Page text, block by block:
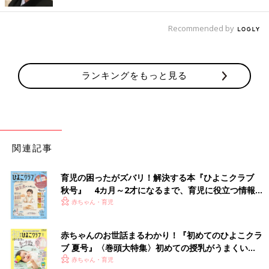
出典：Instagramアカウント「mainiti.hareruyo」
睡眠中は想像以上に汗をかいています。その汗は毎晩布団に吸収
き、汗かきなお子さんにも安心です。
Recommended by
ランキングをもっと見る
関連記事
育児の困ったがズバリ！解決する本『ひよこクラブ
秋号』 4カ月～2才になるまで、育児に役立つ情報が
いっぱい！
赤ちゃん・育児
赤ちゃんのお世話まるわかり！『初めてのひよこクラ
ブ 夏号』〈巻頭大特集〉初めての授乳がうまくい
く！ おっぱい・ミルクの基本と夏のトラブル 解決テ
赤ちゃん・育児